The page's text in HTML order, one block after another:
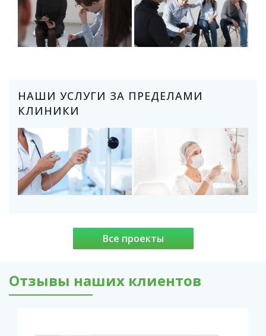
НАШИ УСЛУГИ ЗА ПРЕДЕЛАМИ
КЛИНИКИ
Все проекты
Отзывы наших клиентов